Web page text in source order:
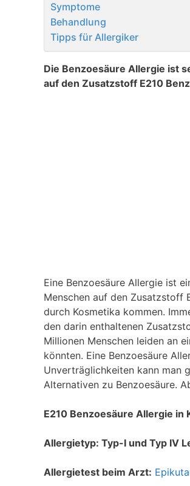
Symptome
Behandlung
Tipps für Allergiker
Die Benzoesäure Allergie ist
auf den Zusatzstoff E210
Eine Benzoesäure Allergie ist
Menschen auf den Zusatzstoff
durch Kosmetika kommen.
den darin enthaltenen
Millionen Menschen leiden an
könnten. Eine Benzoesäure
Unverträglichkeiten kann man
Alternativen zu Benzoesäure.
E210 Benzoesäure Allergie in
Allergietyp: Typ-I und Typ IV
Allergietest beim Arzt: